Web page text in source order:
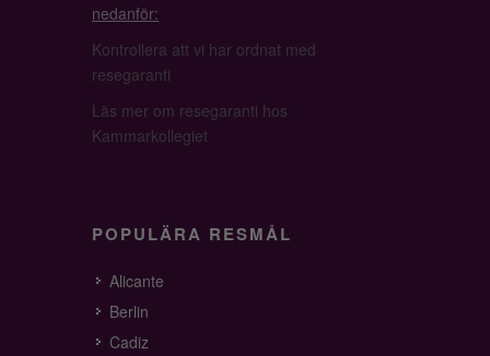
nedanför:
Kontrollera att vi har ordnat med
resegaranti
Läs mer om resegaranti hos
Kammarkollegiet
POPULÄRA RESMÅL
Alicante
Berlin
Cadiz